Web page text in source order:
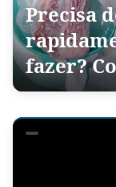
Precisa
fazer?